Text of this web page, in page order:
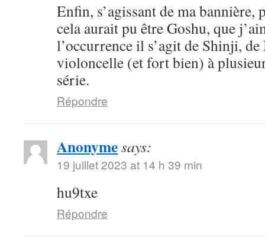
Enfin, s’agissant de ma
cela aurait pu être Goshu, que
l’occurrence il s’agit de Shinji,
violoncelle (et fort bien) à
série.
Répondre
Anonymesays:
19 juillet 2023 at 14 h 39 min
hu9txe
Répondre